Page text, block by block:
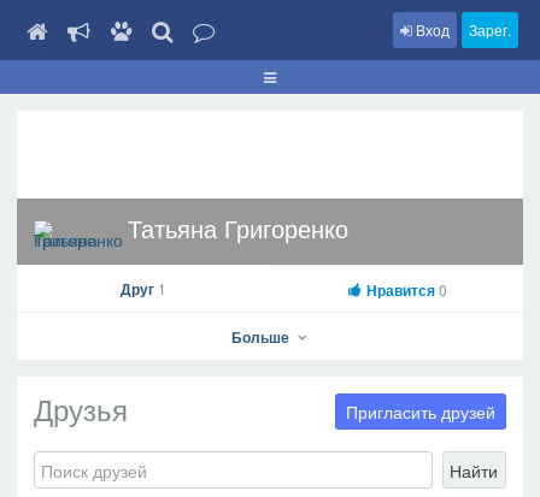
Вход Зарег.
Татьяна Григоренко
Татьяна Григоренко
На профиль
Друг 1 Нравится0
Больше
Друзья
Найти
Пригласить друзей